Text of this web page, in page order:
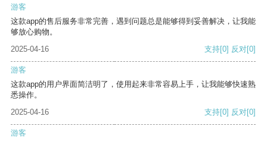
游客
这款app的售后服务非常完善，遇到问题总是能够得到妥善解决，让我能
够放心购物。
2025-04-16
支持[0] 反对[0]
游客
这款app的用户界面简洁明了，使用起来非常容易上手，让我能够快速熟
悉操作。
2025-04-16
支持[0] 反对[0]
游客